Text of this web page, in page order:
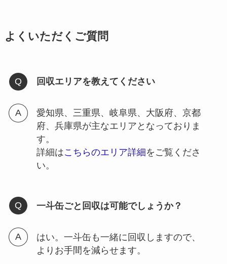
よくいただくご質問
回収エリアを教えてください
愛知県、三重県、岐阜県、大阪府、京都
府、兵庫県が主なエリアとなっておりま
す。
詳細はこちらのエリア詳細をご覧くださ
い。
一斗缶ごと回収は可能でしょうか？
はい。一斗缶も一緒に回収しますので、
よりお手間を減らせます。